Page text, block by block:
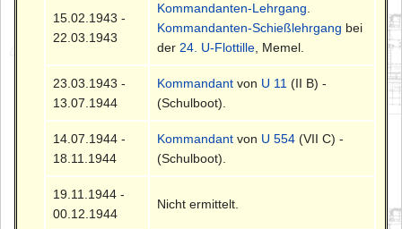
15.02.1943 -
22.03.1943
Kommandanten-Lehrgang
Kommandanten-Schießlehrgang bei
der 24. U-Flottille , Memel.
23.03.1943 -
13.07.1944
Kommandant von U 11 (II B) -
(Schulboot).
14.07.1944 -
18.11.1944
Kommandant von U 554 (VII C) -
(Schulboot).
19.11.1944 -
00.12.1944
Nicht ermittelt.